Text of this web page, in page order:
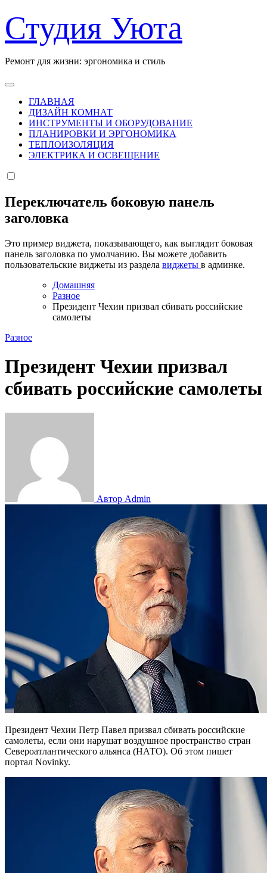
к
содержанию
Студия Уюта
Ремонт для жизни: эргономика и стиль
ГЛАВНАЯ
ДИЗАЙН КОМНАТ
ИНСТРУМЕНТЫ И ОБОРУДОВАНИЕ
ПЛАНИРОВКИ И ЭРГОНОМИКА
ТЕПЛОИЗОЛЯЦИЯ
ЭЛЕКТРИКА И ОСВЕЩЕНИЕ
Переключатель боковую панель
заголовка
Это пример виджета, показывающего, как выглядит боковая
панель заголовка по умолчанию. Вы можете добавить
пользовательские виджеты из раздела виджеты в админке.
Домашняя
Разное
Президент Чехии призвал сбивать российские
самолеты
Разное
Президент Чехии призвал
сбивать российские самолеты
Автор Admin
Президент Чехии Петр Павел призвал сбивать российские
самолеты, если они нарушат воздушное пространство стран
Североатлантического альянса (НАТО). Об этом пишет
портал Novinky.